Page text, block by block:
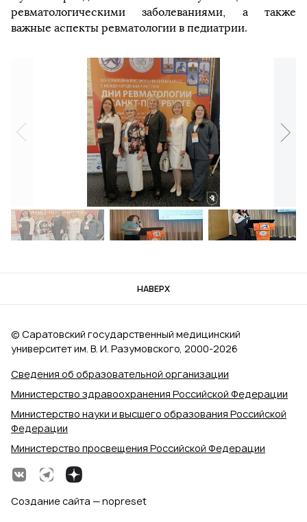
ревматологическими заболеваниями, а также
важные аспекты ревматологии в педиатрии.
НАВЕРХ
Сведения об образовательной организации
Министерство здравоохранения Российской Федерации
Министерство науки и высшего образования Российской
Федерации
Министерство просвещения Российской Федерации
© Саратовский государственный медицинский
университет им. В. И. Разумовского, 2000‑2026
Создание сайта — nopreset